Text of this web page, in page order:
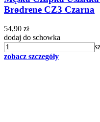
Brødrene CZ3 Czarna
54,90 zł
dodaj do schowka
zobacz szczegóły